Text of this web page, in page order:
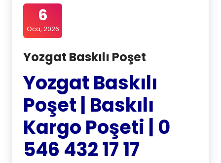
6
Oca, 2026
Yozgat Baskılı Poşet
Yozgat Baskılı
Poşet | Baskılı
Kargo Poşeti | 0
546 432 17 17